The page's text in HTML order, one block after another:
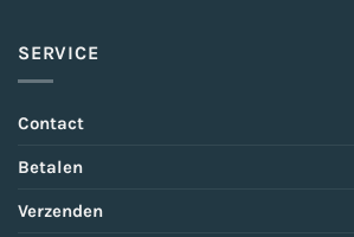
SERVICE
Contact
Betalen
Verzenden